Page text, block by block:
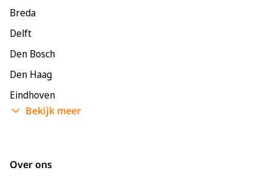
Breda
Delft
Den Bosch
Den Haag
Eindhoven
Enschede
Bekijk meer
Over ons